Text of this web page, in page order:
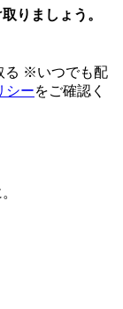
りましょう。
る ※いつでも配
シーをご確認く